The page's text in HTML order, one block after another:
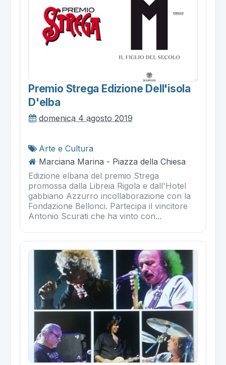
Premio Strega Edizione Dell'isola
D'elba
domenica 4 agosto 2019
Arte e Cultura
Marciana Marina - Piazza della Chiesa
Edizione elbana del premio Strega
promossa dalla Libreia Rigola e dall'Hotel
gabbiano Azzurro incollaborazione con la
Fondazione Bellonci. Partecipa il vincitore
Antonio Scurati che ha vinto con...